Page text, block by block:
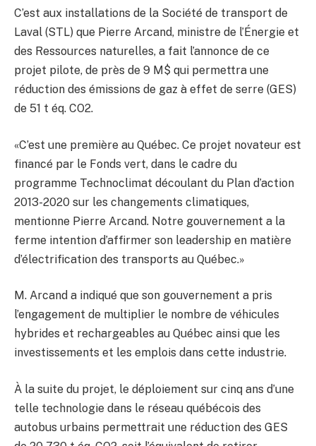
C’est aux installations de la Société de transport de
Laval (STL) que Pierre Arcand, ministre de l’Énergie et
des Ressources naturelles, a fait l’annonce de ce
projet pilote, de près de 9 M$ qui permettra une
réduction des émissions de gaz à effet de serre (GES)
de 51 t éq. CO2.
«C’est une première au Québec. Ce projet novateur est
financé par le Fonds vert, dans le cadre du
programme Technoclimat découlant du Plan d’action
2013-2020 sur les changements climatiques,
mentionne Pierre Arcand. Notre gouvernement a la
ferme intention d’affirmer son leadership en matière
d’électrification des transports au Québec.»
M. Arcand a indiqué que son gouvernement a pris
l’engagement de multiplier le nombre de véhicules
hybrides et rechargeables au Québec ainsi que les
investissements et les emplois dans cette industrie.
À la suite du projet, le déploiement sur cinq ans d’une
telle technologie dans le réseau québécois des
autobus urbains permettrait une réduction des GES